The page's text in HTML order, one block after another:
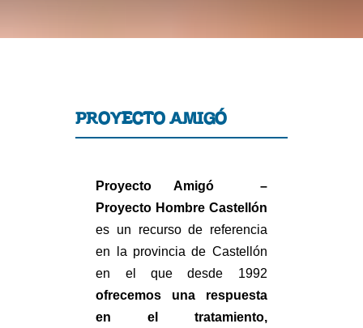
PROYECTO AMIGÓ
Proyecto Amigó –
Proyecto Hombre Castellón
es un recurso de referencia
en la provincia de Castellón
en el que desde 1992
ofrecemos una respuesta
en el tratamiento,